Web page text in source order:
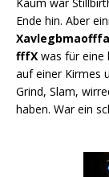
Ende hin. Aber
fffX was für eine
auf einer Kirmes
Grind, Slam,
haben. War ein